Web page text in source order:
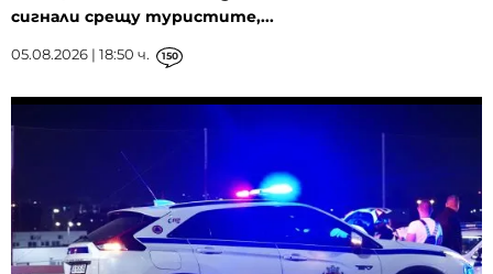
сигнали срещу туристите,...
05.08.2026 | 18:50 ч. 150